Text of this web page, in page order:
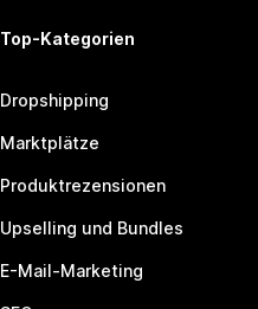
Top-Kategorien
Dropshipping
Marktplätze
Produktrezensionen
Upselling und Bundles
E-Mail-Marketing